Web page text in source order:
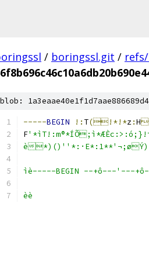
/ boringssl.git /
blob:
-----BEGIN !: T(!*!*z:H
F
è
ìè-----BEGIN --+ô---'---
èè